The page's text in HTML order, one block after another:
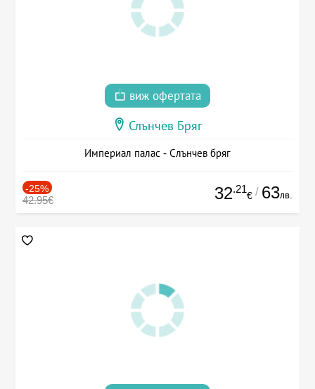
виж офертата
Слънчев Бряг
Империал палас - Слънчев бряг
-25%
42.95€ 32.21
€ / 63лв.